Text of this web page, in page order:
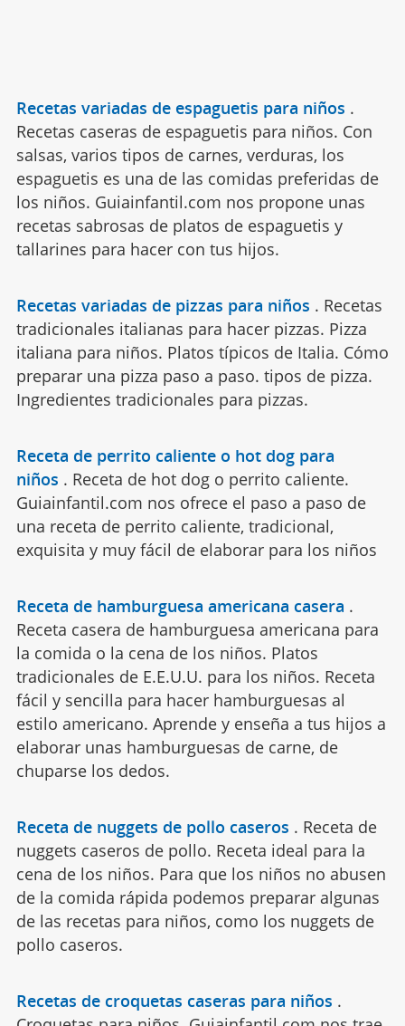
Recetas variadas de espaguetis para niños .
Recetas caseras de espaguetis para niños. Con
salsas, varios tipos de carnes, verduras, los
espaguetis es una de las comidas preferidas de
los niños. Guiainfantil.com nos propone unas
recetas sabrosas de platos de espaguetis y
tallarines para hacer con tus hijos.
Recetas variadas de pizzas para niños . Recetas
tradicionales italianas para hacer pizzas. Pizza
italiana para niños. Platos típicos de Italia. Cómo
preparar una pizza paso a paso. tipos de pizza.
Ingredientes tradicionales para pizzas.
Receta de perrito caliente o hot dog para
niños . Receta de hot dog o perrito caliente.
Guiainfantil.com nos ofrece el paso a paso de
una receta de perrito caliente, tradicional,
exquisita y muy fácil de elaborar para los niños
Receta de hamburguesa americana casera .
Receta casera de hamburguesa americana para
la comida o la cena de los niños. Platos
tradicionales de E.E.U.U. para los niños. Receta
fácil y sencilla para hacer hamburguesas al
estilo americano. Aprende y enseña a tus hijos a
elaborar unas hamburguesas de carne, de
chuparse los dedos.
Receta de nuggets de pollo caseros . Receta de
nuggets caseros de pollo. Receta ideal para la
cena de los niños. Para que los niños no abusen
de la comida rápida podemos preparar algunas
de las recetas para niños, como los nuggets de
pollo caseros.
Recetas de croquetas caseras para niños .